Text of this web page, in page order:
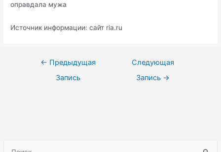
оправдала мужа
Источник информации: сайт ria.ru
Навигация
← Предыдущая
Запись
Следующая
Запись →